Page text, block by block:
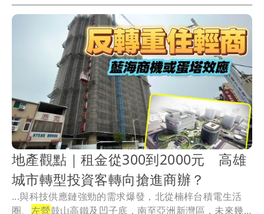
地產觀點｜租金從300到2000元 高雄
城市轉型投資客轉向搶進商辦？
...與科技供應鏈強勁的需求爆發，北從楠梓台積電生活
圈、 左營鼓山高鐵及凹子底，南至亞洲新灣區，未來幾